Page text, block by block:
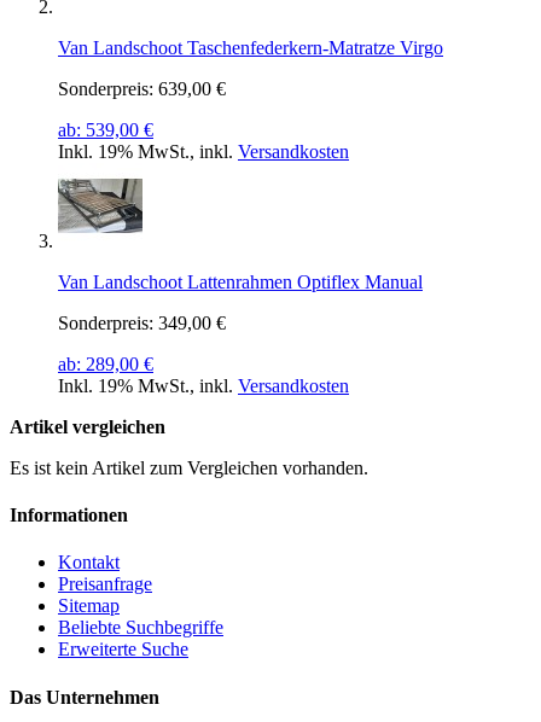
Van Landschoot Taschenfederkern-Matratze Virgo
Sonderpreis: 639,00 €
ab: 539,00 €
Inkl. 19% MwSt., inkl. Versandkosten
Van Landschoot Lattenrahmen Optiflex Manual
Sonderpreis: 349,00 €
ab: 289,00 €
Inkl. 19% MwSt., inkl. Versandkosten
Artikel vergleichen
Es ist kein Artikel zum Vergleichen vorhanden.
Informationen
Kontakt
Preisanfrage
Sitemap
Beliebte Suchbegriffe
Erweiterte Suche
Das Unternehmen